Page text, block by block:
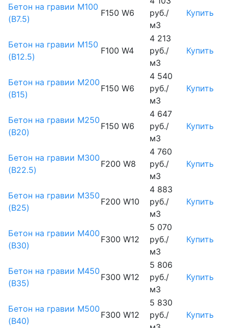
Бетон на гравии М100
(B7.5)
F150 W6
руб./
м3
Купить
Бетон на гравии М150
(B12.5)
F100 W4
4 213
руб./
м3
Купить
Бетон на гравии М200
(B15)
F150 W6
4 540
руб./
м3
Купить
Бетон на гравии М250
(B20)
F150 W6
4 647
руб./
м3
Купить
Бетон на гравии М300
(B22.5)
F200 W8
4 760
руб./
м3
Купить
Бетон на гравии М350
(B25)
F200 W10
4 883
руб./
м3
Купить
Бетон на гравии М400
(B30)
F300 W12
5 070
руб./
м3
Купить
Бетон на гравии М450
(В35)
F300 W12
5 806
руб./
м3
Купить
Бетон на гравии М500
(В40)
F300 W12
5 830
руб./
Купить